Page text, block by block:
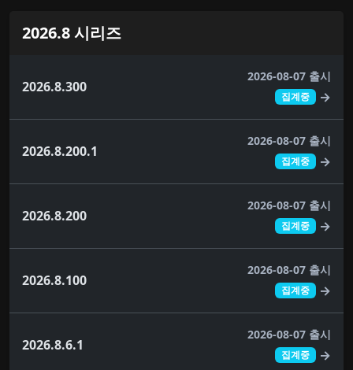
2026.8 시리즈
2026.8.300
2026-08-07 출시
집계중 →
2026.8.200.1
2026-08-07 출시
집계중 →
2026.8.200
2026-08-07 출시
집계중 →
2026.8.100
2026-08-07 출시
집계중 →
2026.8.6.1
2026-08-07 출시
집계중 →